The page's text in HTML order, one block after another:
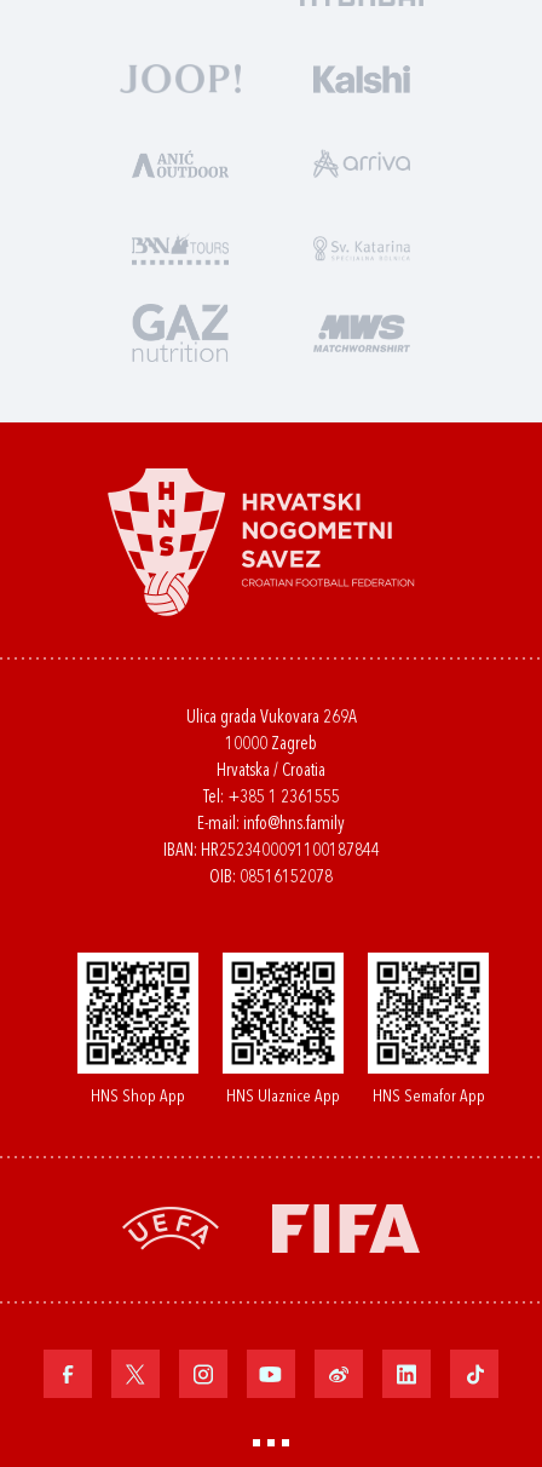
Ulica grada Vukovara 269A
10000 Zagreb
Hrvatska / Croatia
Tel: +385 1 2361555
E-mail: info@hns.family
IBAN: HR2523400091100187844
OIB: 08516152078
HNS Shop App HNS Ulaznice App HNS Semafor App